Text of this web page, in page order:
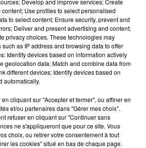
Develop and improve services; Create
Use profiles to select personalised
to select content; Ensure security, prevent and
Deliver and present advertising and content;
privacy choices. These technologies may
as IP address and browsing data to offer
Identify devices based on information actively
geolocation data; Match and combine data from
different devices; Identify devices based on
automatically.
cliquant sur "Accepter et fermer", ou affiner en
et/ou partenaires dans "Gérer mes choix".
refuser en cliquant sur "Continuer sans
ne s'appliqueront que pour ce site. Vous
choix, ou retirer votre consentement à tout
les cookies" situé en bas de chaque page.